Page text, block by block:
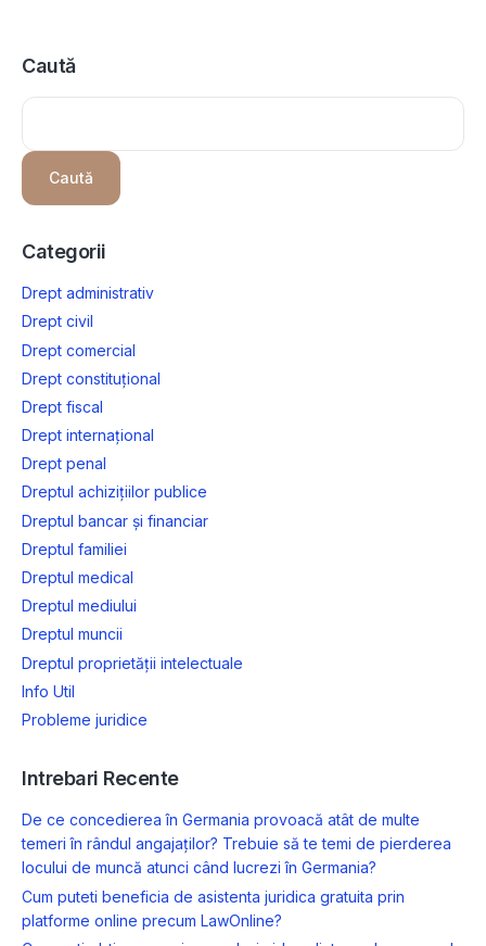
Caută
Caută
Categorii
Drept administrativ
Drept civil
Drept comercial
Drept constituțional
Drept fiscal
Drept internațional
Drept penal
Dreptul achizițiilor publice
Dreptul bancar și financiar
Dreptul familiei
Dreptul medical
Dreptul mediului
Dreptul muncii
Dreptul proprietății intelectuale
Info Util
Probleme juridice
Intrebari Recente
De ce concedierea în Germania provoacă atât de multe
temeri în rândul angajaților? Trebuie să te temi de pierderea
locului de muncă atunci când lucrezi în Germania?
Cum puteti beneficia de asistenta juridica gratuita prin
platforme online precum LawOnline?